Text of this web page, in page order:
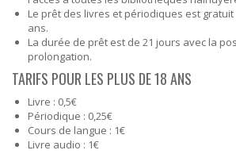
Le prêt des livres et périodiques est
ans.
La durée de prêt est de 21 jours avec la
prolongation.
TARIFS POUR LES PLUS DE 18 ANS
Livre : 0,5€
Périodique : 0,25€
Cours de langue : 1€
Livre audio : 1€